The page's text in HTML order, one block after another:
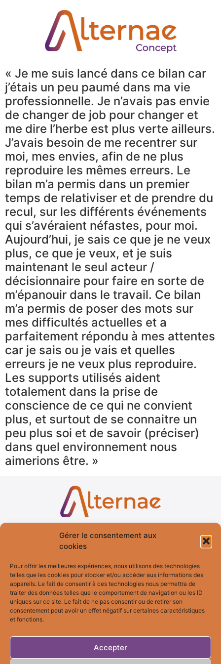
Gérer le consentement aux
cookies
Pour offrir les meilleures expériences, nous utilisons des technologies
telles que les cookies pour stocker et/ou accéder aux informations des
appareils. Le fait de consentir à ces technologies nous permettra de
traiter des données telles que le comportement de navigation ou les ID
uniques sur ce site. Le fait de ne pas consentir ou de retirer son
consentement peut avoir un effet négatif sur certaines caractéristiques
et fonctions.
Accepter
« Je me suis lancé dans ce bilan car
j’étais un peu paumé dans ma vie
professionnelle. Je n’avais pas envie
de changer de job pour changer et
me dire l’herbe est plus verte ailleurs.
J’avais besoin de me recentrer sur
moi, mes envies, afin de ne plus
reproduire les mêmes erreurs. Le
bilan m’a permis dans un premier
temps de relativiser et de prendre du
recul, sur les différents événements
qui s’avéraient néfastes, pour moi.
Aujourd’hui, je sais ce que je ne veux
plus, ce que je veux, et je suis
maintenant le seul acteur /
décisionnaire pour faire en sorte de
m’épanouir dans le travail. Ce bilan
m’a permis de poser des mots sur
mes difficultés actuelles et a
parfaitement répondu à mes attentes
car je sais ou je vais et quelles
erreurs je ne veux plus reproduire.
Les supports utilisés aident
totalement dans la prise de
conscience de ce qui ne convient
plus, et surtout de se connaitre un
peu plus soi et de savoir (préciser)
dans quel environnement nous
aimerions être. »
Accueil
Blog
Fresques
Témoignages
Bilan de
Compétences
Contact